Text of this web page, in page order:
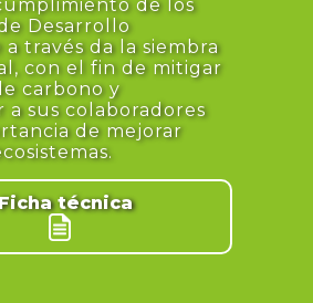
de los
Desarrollo
través da la siembra
con el fin de mitigar
carbono y
a sus colaboradores
de mejorar
Ficha técnica